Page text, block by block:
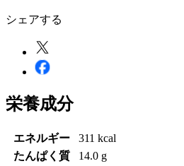
シェアする
栄養成分
エネルギー
311 kcal
たんぱく質
14.0 g